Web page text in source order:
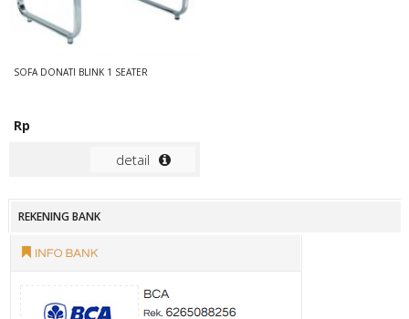
SOFA DONATI BLINK 1 SEATER
Rp
detail
REKENING BANK